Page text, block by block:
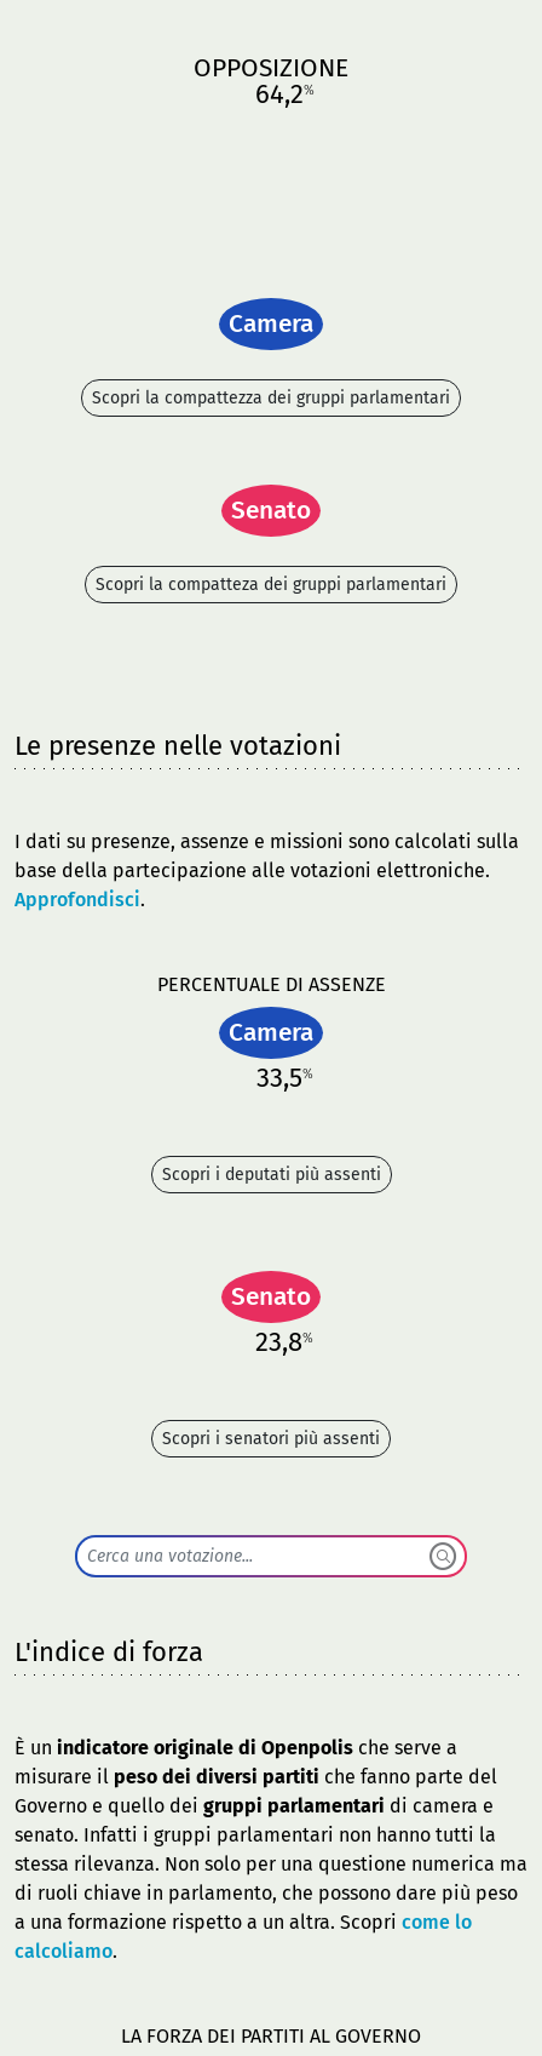
OPPOSIZIONE
64,2%
Camera
Scopri la compattezza dei gruppi parlamentari
Senato
Scopri la compatteza dei gruppi parlamentari
Le presenze nelle votazioni
I dati su presenze, assenze e missioni sono calcolati sulla
base della partecipazione alle votazioni elettroniche.
Approfondisci.
PERCENTUALE DI ASSENZE
Camera
33,5%
Scopri i deputati più assenti
Senato
23,8%
Scopri i senatori più assenti
L'indice di forza
È un indicatore originale di Openpolis che serve a
misurare il peso dei diversi partiti che fanno parte del
Governo e quello dei gruppi parlamentari di camera e
senato. Infatti i gruppi parlamentari non hanno tutti la
stessa rilevanza. Non solo per una questione numerica ma
di ruoli chiave in parlamento, che possono dare più peso
a una formazione rispetto a un altra. Scopri come lo
calcoliamo.
LA FORZA DEI PARTITI AL GOVERNO